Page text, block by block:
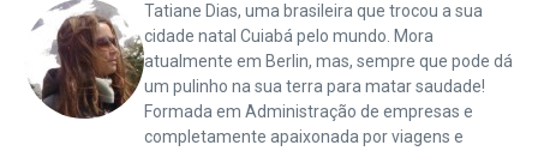
Tatiane Dias, uma brasileira que trocou a sua
cidade natal Cuiabá pelo mundo. Mora
atualmente em Berlin, mas, sempre que pode dá
um pulinho na sua terra para matar saudade!
Formada em Administração de empresas e
completamente apaixonada por viagens e